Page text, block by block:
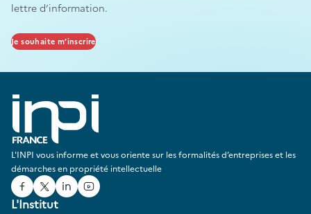
lettre d’information.
Je souhaite m’inscrire
L'INPI vous informe et vous oriente sur les formalités d’entreprises et les
démarches en propriété intellectuelle
Facebook
TwitterLinked In
Youtube
L'Institut